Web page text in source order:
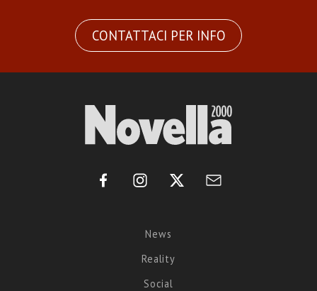
CONTATTACI PER INFO
News
Reality
Social